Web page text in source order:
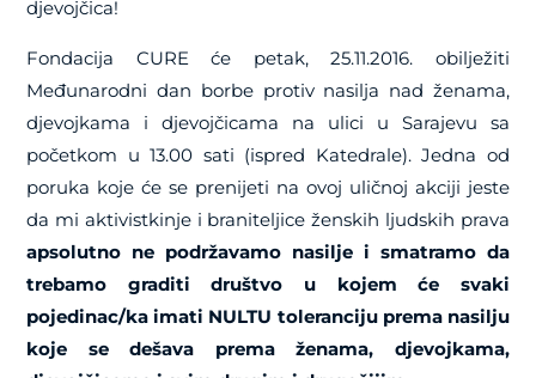
djevojčica!
Fondacija CURE će petak, 25.11.2016. obilježiti
Međunarodni dan borbe protiv nasilja nad ženama,
djevojkama i djevojčicama na ulici u Sarajevu sa
početkom u 13.00 sati (ispred Katedrale). Jedna od
poruka koje će se prenijeti na ovoj uličnoj akciji jeste
da mi aktivistkinje i braniteljice ženskih ljudskih prava
apsolutno ne podržavamo nasilje i smatramo da
trebamo graditi društvo u kojem će svaki
pojedinac/ka imati NULTU toleranciju prema nasilju
koje se dešava prema ženama, djevojkama,